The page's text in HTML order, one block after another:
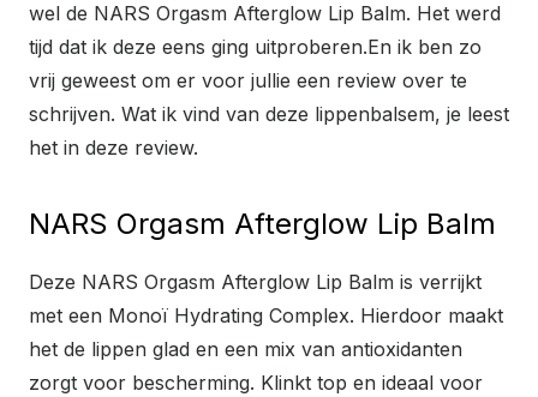
wel de NARS Orgasm Afterglow Lip Balm. Het werd
tijd dat ik deze eens ging uitproberen.En ik ben zo
vrij geweest om er voor jullie een review over te
schrijven. Wat ik vind van deze lippenbalsem, je leest
het in deze review.
NARS Orgasm Afterglow Lip Balm
Deze NARS Orgasm Afterglow Lip Balm is verrijkt
met een Monoï Hydrating Complex. Hierdoor maakt
het de lippen glad en een mix van antioxidanten
zorgt voor bescherming. Klinkt top en ideaal voor